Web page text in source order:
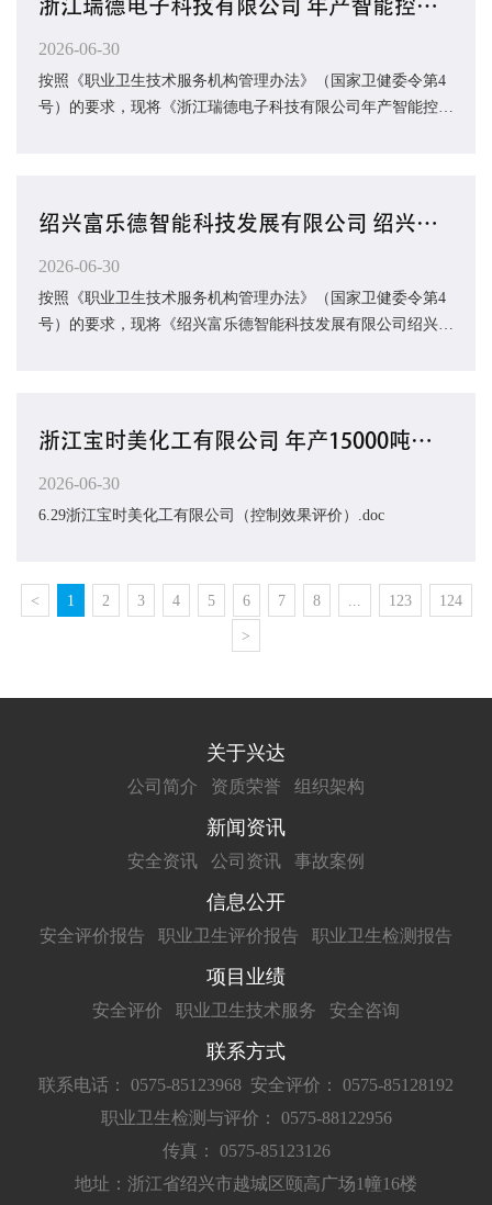
浙江瑞德电子科技有限公司 年产智能控制器产品2500万套 （技术改造）项目 职业病危害预评价...
2026-06-30
按照《职业卫生技术服务机构管理办法》（国家卫健委令第4
号）的要求，现将《浙江瑞德电子科技有限公司年产智能控制
绍兴富乐德智能科技发展有限公司 绍兴富乐德半导体设备精密再生及陶瓷封装载板项目职业病危...
2026-06-30
按照《职业卫生技术服务机构管理办法》（国家卫健委令第4
号）的要求，现将《绍兴富乐德智能科技发展有限公司绍兴富
浙江宝时美化工有限公司 年产15000吨高性能工业防护涂料项目（一期） 职业病危害控制效果评...
2026-06-30
6.29浙江宝时美化工有限公司（控制效果评价）.doc
< 1 2 3 4 5 6 7 8 ... 123 124
>
关于兴达
公司简介 资质荣誉 组织架构
新闻资讯
安全资讯 公司资讯 事故案例
信息公开
安全评价报告 职业卫生评价报告 职业卫生检测报告
项目业绩
安全评价 职业卫生技术服务 安全咨询
联系方式
联系电话： 0575-85123968 安全评价： 0575-85128192
职业卫生检测与评价： 0575-88122956
传真： 0575-85123126
地址：浙江省绍兴市越城区颐高广场1幢16楼